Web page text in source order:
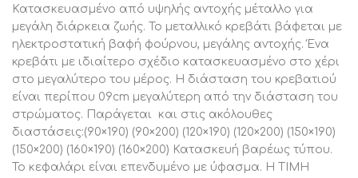
ποσότητα
Κατασκευασμένο από υψηλής αντοχής μέταλλο για
μεγάλη διάρκεια ζωής. Το μεταλλικό κρεβάτι βάφεται με
ηλεκτροστατική βαφή φούρνου, μεγάλης αντοχής. Ένα
κρεβάτι με ιδιαίτερο σχέδιο κατασκευασμένο στο χέρι
στο μεγαλύτερο του μέρος. Η διάσταση του κρεβατιού
είναι περίπου 09cm μεγαλύτερη από την διάσταση του
στρώματος. Παράγεται και στις ακόλουθες
διαστάσεις:(90×190) (90×200) (120×190) (120×200) (150×190)
(150×200) (160×190) (160×200) Κατασκευή βαρέως τύπου.
Το κεφαλάρι είναι επενδυμένο με ύφασμα. Η ΤΙΜΗ